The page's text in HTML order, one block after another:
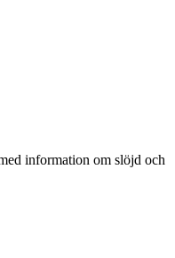
information om slöjd och